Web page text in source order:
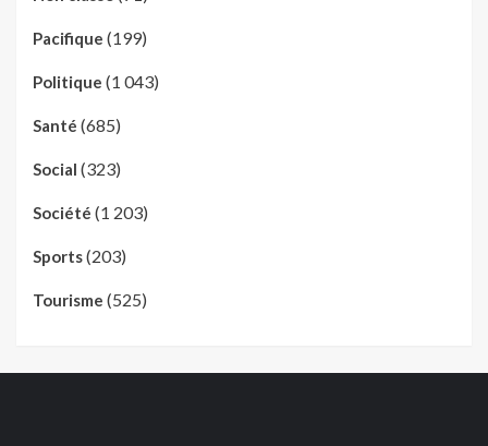
Pacifique (199)
Politique (1 043)
Santé (685)
Social (323)
Société (1 203)
Sports(203)
Tourisme (525)